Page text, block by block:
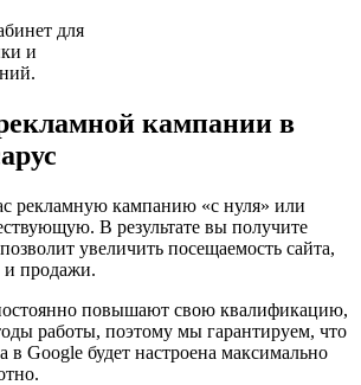
для
и
кампании в
рекламную кампанию «с нуля» или
В результате вы получите
увеличить посещаемость сайта,
и продажи.
повышают свою квалификацию,
работы, поэтому мы гарантируем, что
в Google будет настроена максимально